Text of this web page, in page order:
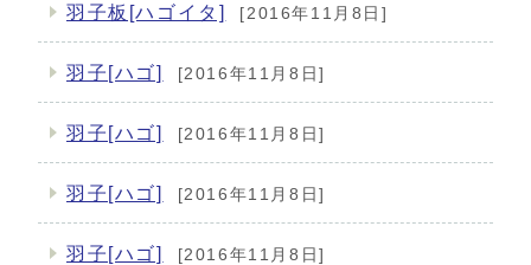
羽子板[ハゴイタ] [2016年11月8日]
羽子[ハゴ] [2016年11月8日]
羽子[ハゴ] [2016年11月8日]
羽子[ハゴ] [2016年11月8日]
羽子[ハゴ] [2016年11月8日]